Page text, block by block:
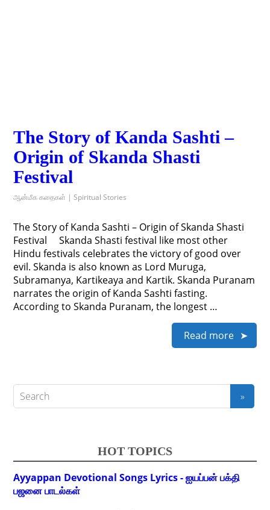
The Story of Kanda Sashti –
Origin of Skanda Shasti
Festival
ஆன்மீக கதைகள் | Spiritual Stories
The Story of Kanda Sashti – Origin of Skanda Shasti
Festival Skanda Shasti festival like most other
Hindu festivals celebrates the victory of good over
evil. Skanda is also known as Lord Muruga,
Subramanya, Kartikeaya and Kartik. Skanda Puranam
narrates the origin of Kanda Sashti fasting.
According to Skanda Puranam, the longest …
Read more
HOT TOPICS
Ayyappan Devotional Songs Lyrics - ஐயப்பன் பக்தி
பஜனை பாடல்கள்